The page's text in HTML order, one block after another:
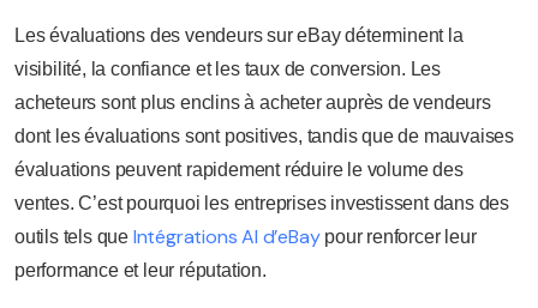
Les évaluations des vendeurs sur eBay déterminent la
visibilité, la confiance et les taux de conversion. Les
acheteurs sont plus enclins à acheter auprès de vendeurs
dont les évaluations sont positives, tandis que de mauvaises
évaluations peuvent rapidement réduire le volume des
ventes. C’est pourquoi les entreprises investissent dans des
outils tels que Intégrations AI d’eBaypour renforcer leur
performance et leur réputation.